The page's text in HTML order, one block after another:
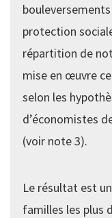
protection
répartition de
mise en œuvre
selon les
d’économistes
(voir note 3).
Le résultat est
familles les plus